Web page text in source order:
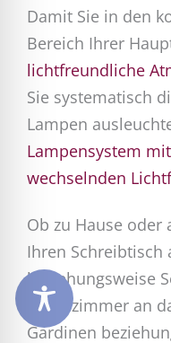
Damit Sie in den
Bereich Ihrer
lichtfreundliche
Sie systematisch
Lampen
Lampensystem
wechselnden
Ob zu Hause oder
Ihren Schreibtisch
beziehungsweise
Wohnzimmer an
Gardinen